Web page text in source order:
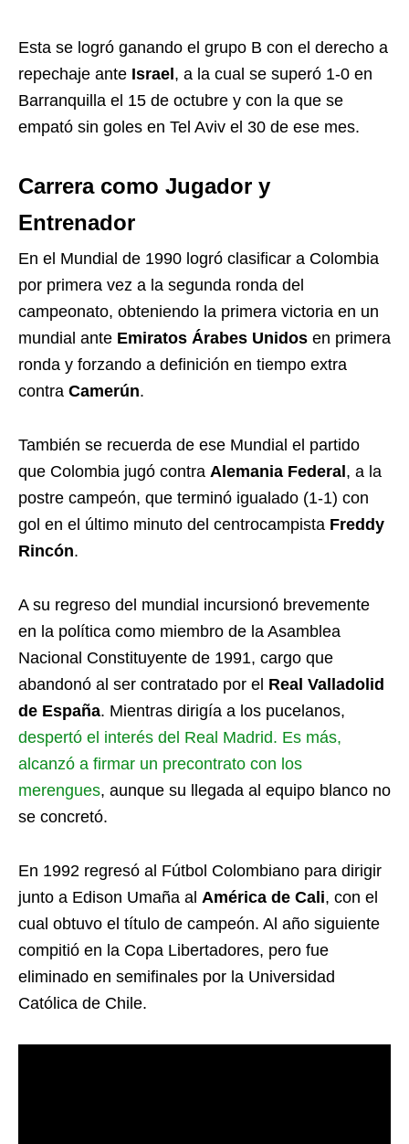
Esta se logró ganando el grupo B con el derecho a
repechaje ante Israel , a la cual se superó 1-0 en
Barranquilla el 15 de octubre y con la que se
empató sin goles en Tel Aviv el 30 de ese mes.
Carrera como Jugador y
Entrenador
En el Mundial de 1990 logró clasificar a Colombia
por primera vez a la segunda ronda del
campeonato, obteniendo la primera victoria en un
mundial ante Emiratos Árabes Unidos en primera
ronda y forzando a definición en tiempo extra
contra Camerún.
También se recuerda de ese Mundial el partido
que Colombia jugó contra Alemania Federal , a la
postre campeón, que terminó igualado (1-1) con
gol en el último minuto del centrocampista Freddy
Rincón.
A su regreso del mundial incursionó brevemente
en la política como miembro de la Asamblea
Nacional Constituyente de 1991, cargo que
abandonó al ser contratado por el Real Valladolid
de España. Mientras dirigía a los pucelanos,
despertó el interés del Real Madrid. Es más,
alcanzó a firmar un precontrato con los
merengues, aunque su llegada al equipo blanco no
se concretó.
En 1992 regresó al Fútbol Colombiano para dirigir
junto a Edison Umaña al América de Cali, con el
cual obtuvo el título de campeón. Al año siguiente
compitió en la Copa Libertadores, pero fue
eliminado en semifinales por la Universidad
Católica de Chile.